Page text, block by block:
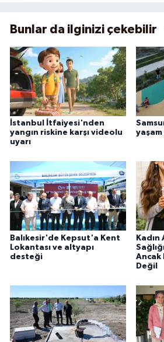
Bunlar da ilginizi çekebilir
İstanbul İtfaiyesi'nden
yangın riskine karşı videolu
uyarı
yaşam
Balıkesir'de Kepsut'a Kent
Lokantası ve altyapı
desteği
Kadın
Ancak
Değil